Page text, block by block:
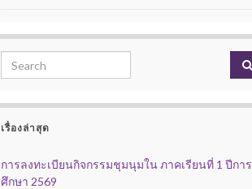
Search for:
เรื่องล่าสุด
การลงทะเบียนกิจกรรมชุมนุมใน ภาคเรียนที่ 1 ปีการ
ศึกษา 2569